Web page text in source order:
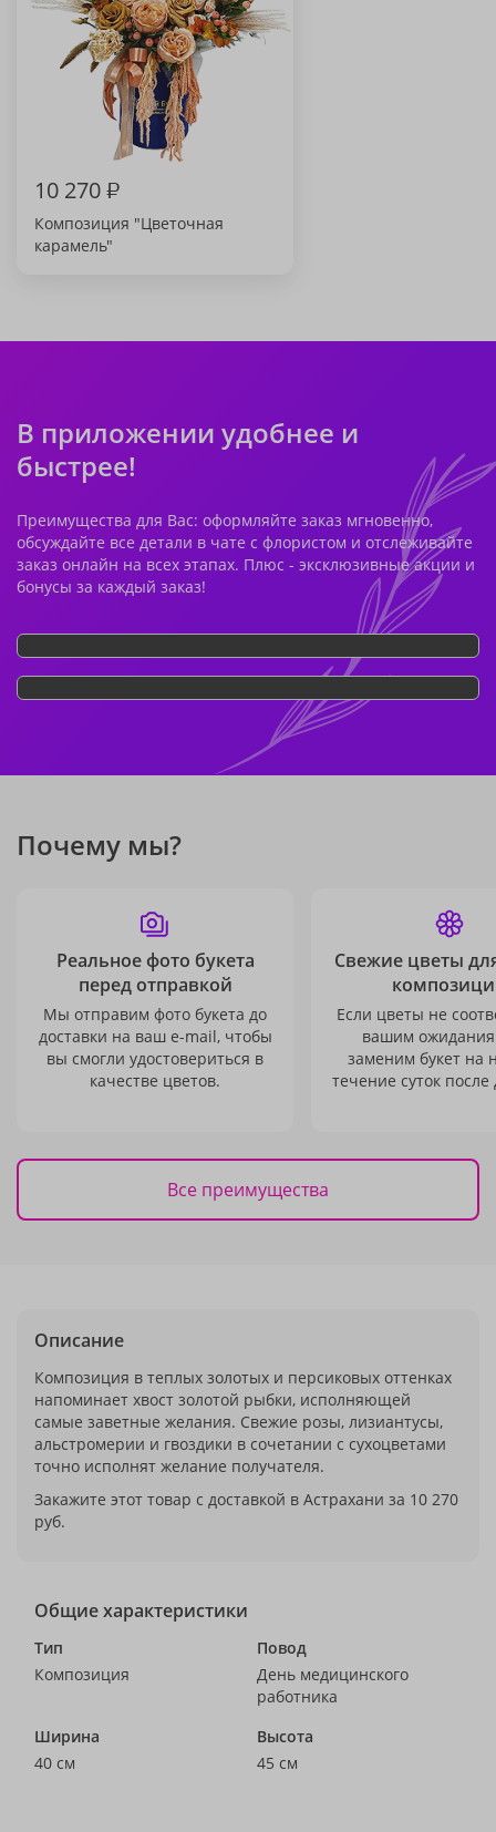
10 270₽
Композиция "Цветочная
карамель"
В приложении удобнее и
быстрее!
Преимущества для Вас: оформляйте заказ мгновенно,
обсуждайте все детали в чате с флористом и отслеживайте
заказ онлайн на всех этапах. Плюс - эксклюзивные акции и
бонусы за каждый заказ!
Почему мы?
Реальное фото букета
перед отправкой
Мы отправим фото букета до
доставки на ваш e-mail, чтобы
вы смогли удостовериться в
качестве цветов.
Свежие цветы
Если цветы не
вашим
заменим букет на
течение суток после
Все преимущества
Описание
Композиция в теплых золотых и персиковых оттенках
напоминает хвост золотой рыбки, исполняющей
самые заветные желания. Свежие розы, лизиантусы,
альстромерии и гвоздики в сочетании с сухоцветами
точно исполнят желание получателя.
Закажите этот товар с доставкой в Астрахани за 10 270
руб.
Общие характеристики
Тип
Композиция
Повод
День медицинского
работника
Ширина
40 см
Высота
45 см